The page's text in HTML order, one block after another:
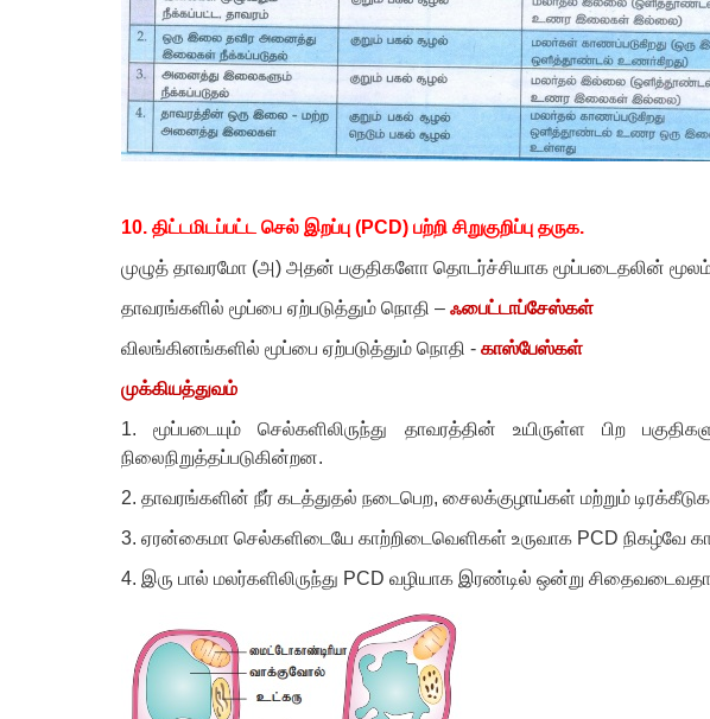
10. திட்டமிடப்பட்ட செல் இறப்பு (PCD) பற்றி சிறுகுறிப்பு தருக.
முழுத் தாவரமோ (அ) அதன் பகுதிகளோ தொடர்ச்சியாக மூப்படைதலின் மூலம்
தாவரங்களில் மூப்பை ஏற்படுத்தும் நொதி – ஃபைட்டாப்சேஸ்கள்
விலங்கினங்களில் மூப்பை ஏற்படுத்தும் நொதி - காஸ்பேஸ்கள்
முக்கியத்துவம்
1.மூப்படையும் செல்களிலிருந்து தாவரத்தின் உயிருள்ள பிற
நிலைநிறுத்தப்படுகின்றன.
2. தாவரங்களின் நீர் கடத்துதல் நடைபெற, சைலக்குழாய்கள் மற்றும்
3. ஏரன்கைமா செல்களிடையே காற்றிடைவெளிகள் உருவாக PCD நிகழ்வே
4. இரு பால் மலர்களிலிருந்து PCD வழியாக இரண்டில் ஒன்று